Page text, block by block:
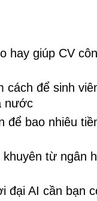
hay giúp CV
cách để sinh
nước
để bao nhiêu
khuyên từ ngân
đại AI cần bạn